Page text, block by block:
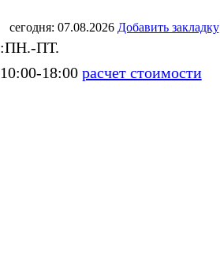
сегодня: 07.08.2026 Добавить закладку
:ПН.-ПТ.
10:00-18:00 расчет стоимости